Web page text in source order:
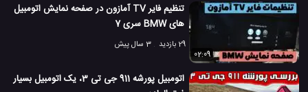
تنظیم فایر TV آمازون در صفحه نمایش اتومبیل
های BMW سری 7
29 بازدید
3 سال پیش
02:09
اتومبیل پورشه 911 جی تی 3، یک اتومبیل بسیار